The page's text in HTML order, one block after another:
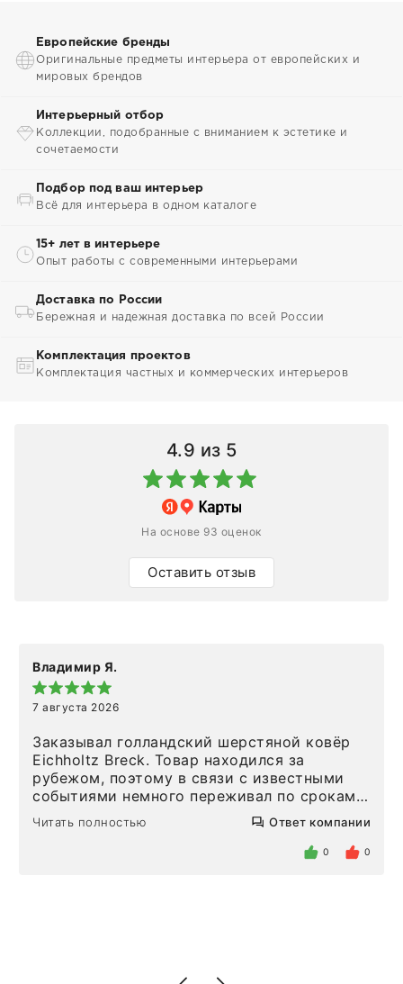
Европейские бренды
Оригинальные предметы интерьера от европейских и
мировых брендов
Интерьерный отбор
Коллекции, подобранные с вниманием к эстетике и
сочетаемости
Подбор под ваш интерьер
Всё для интерьера в одном каталоге
15+ лет в интерьере
Опыт работы с современными интерьерами
Доставка по России
Бережная и надежная доставка по всей России
Комплектация проектов
Комплектация частных и коммерческих интерьеров
4.9 из 5
На основе 93 оценок
Оставить отзыв
Владимир Я.
7 августа 2026
Заказывал голландский шерстяной ковёр
Eichholtz Breck. Товар находился за
рубежом, поэтому в связи с известными
событиями немного переживал по срокам.
Но homeadore привезли ровно в
определенное в договоре время, без
Читать полностью Ответ компании
0 0